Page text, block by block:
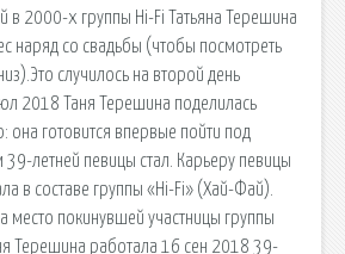
в 2000-х группы Hi-Fi Татьяна Терешина
наряд со свадьбы (чтобы посмотреть
случилось на второй день
2018 Таня Терешина поделилась
она готовится впервые пойти под
летней певицы стал. Карьеру певицы
в составе группы «Hi-Fi» (Хай-Фай).
место покинувшей участницы группы
Терешина работала 16 сен 2018 39-